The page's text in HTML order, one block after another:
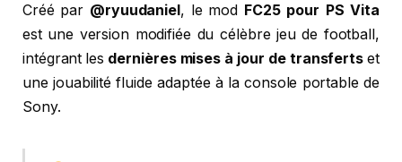
Créé par @ryuudaniel, le mod FC25 pour PS Vita
est une version modifiée du célèbre jeu de football,
intégrant les dernières mises à jour de transferts et
une jouabilité fluide adaptée à la console portable de
Sony.